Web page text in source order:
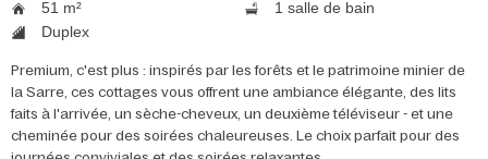
51 m²
1 salle de bain
Duplex
Premium, c'est plus : inspirés par les forêts et le patrimoine minier de
la Sarre, ces cottages vous offrent une ambiance élégante, des lits
faits à l'arrivée, un sèche-cheveux, un deuxième téléviseur - et une
cheminée pour des soirées chaleureuses. Le choix parfait pour des